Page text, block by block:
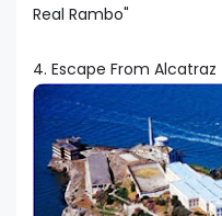
Real Rambo"
4. Escape From Alcatraz